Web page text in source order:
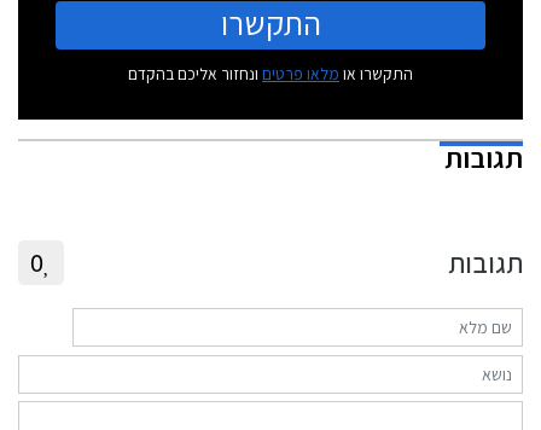
התקשרו
התקשרו או מלאו פרטים ונחזור אליכם בהקדם
תגובות
תגובות 0